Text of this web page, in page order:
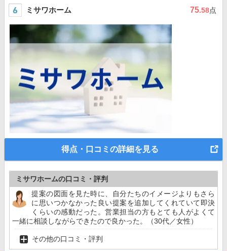
ミサワホーム 75.58点
得点・口コミの詳細を見る
ミサワホームの口コミ・評判
提案の図面を見た時に、自分たちのイメージよりもさら
に思いつかなかった良い提案を追加してくれていて即決
くらいの感動だった。営業担当の方もとても人がよくて
一緒に相談しながらできたので良かった。（30代／女性）
その他の口コミ・評判